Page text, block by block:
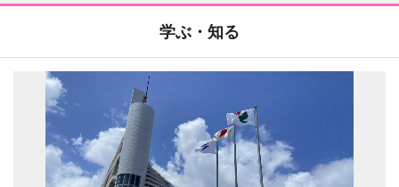
学ぶ・知る